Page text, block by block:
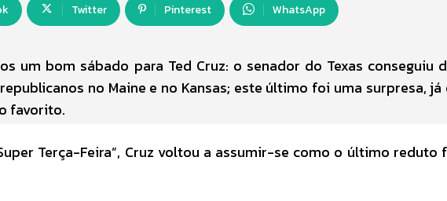
Twitter Pinterest WhatsApp
um bom sábado para Ted Cruz: o senador do Texas conseguiu
no Maine e no Kansas; este último foi uma surpresa, já
favorito.
Terça-Feira”, Cruz voltou a assumir-se como o último reduto